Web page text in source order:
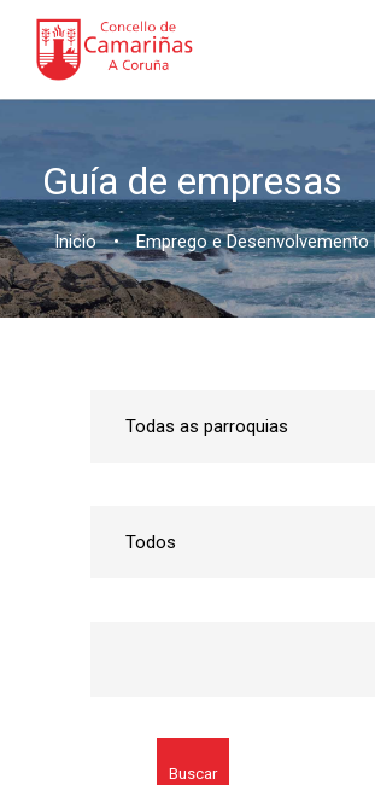
Guía de empresas
Inicio • Emprego e Desenvolvemento
Buscar